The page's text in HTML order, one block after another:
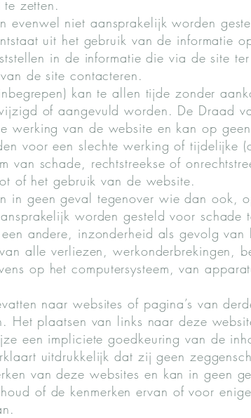
zetten.
evenwel niet aansprakelijk worden
uit het gebruik van de informatie
in de informatie die via de site
de site contacteren.
kan te allen tijde zonder
of aangevuld worden. De Draad
werking van de website en kan op
voor een slechte werking of tijdelijke
van schade, rechtstreekse of
of het gebruik van de website.
in geen geval tegenover wie dan ook,
worden gesteld voor schade
andere, inzonderheid als gevolg van
alle verliezen, werkonderbrekingen,
op het computersysteem, van
naar websites of pagina’s van
Het plaatsen van links naar deze
een impliciete goedkeuring van de
uitdrukkelijk dat zij geen
van deze websites en kan in geen
of de kenmerken ervan of voor